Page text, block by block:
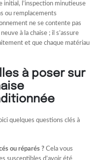
initial, l’inspection minutieuse
ou remplacements
ne se contente pas
à la chaise ; il s’assure
et que chaque matériau
à poser sur
quelques questions clés à
ou réparés ?Cela vous